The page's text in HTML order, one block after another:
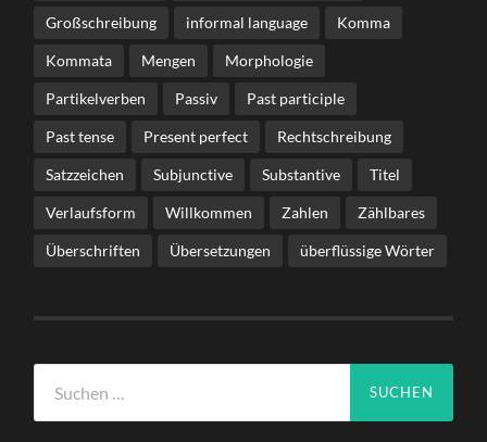
Großschreibung informal language Komma
Kommata Mengen Morphologie
Partikelverben Passiv Past participle
Past tense Present perfect Rechtschreibung
Satzzeichen Subjunctive Substantive Titel
Verlaufsform Willkommen Zahlen Zählbares
Überschriften Übersetzungen überflüssige Wörter
nach: